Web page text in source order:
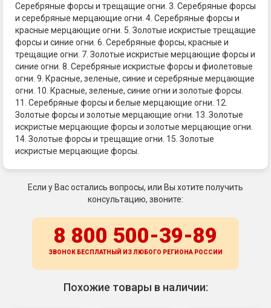
Серебряные форсы и трещащие огни. 3. Серебряные форсы
и серебряные мерцающие огни. 4. Серебряные форсы и
красные мерцающие огни. 5. Золотые искристые трещащие
форсы и синие огни. 6. Серебряные форсы, красные и
трещащие огни. 7. Золотые искристые мерцающие форсы и
синие огни. 8. Серебряные искристые форсы и фиолетовые
огни. 9. Красные, зеленые, синие и серебряные мерцающие
огни. 10. Красные, зеленые, синие огни и золотые форсы.
11. Серебряные форсы и белые мерцающие огни. 12.
Золотые форсы и золотые мерцающие огни. 13. Золотые
искристые мерцающие форсы и золотые мерцающие огни.
14. Золотые форсы и трещащие огни. 15. Золотые
искристые мерцающие форсы.
Если у Вас остались вопросы, или Вы хотите получить
консультацию, звоните:
8 800 500-39-89
ЗВОНОК БЕСПЛАТНЫЙ ИЗ ЛЮБОГО РЕГИОНА РОССИИ
Похожие товары в наличии: